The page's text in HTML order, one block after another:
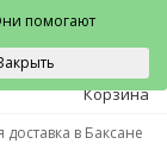
0
Корзина
доставка в Баксане
помогают